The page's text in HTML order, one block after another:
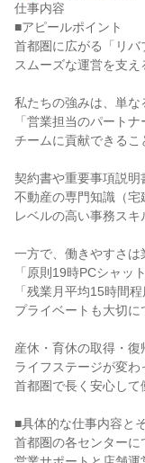
仕事内容
■アピールポイント
首都圏に広がる「リ
スムーズな運営を支え
私たちの強みは、単な
「営業担当のパート
チームに貢献できるこ
契約書や重要事項説明
不動産の専門知識（宅
レベルの高い事務スキ
一方で、働きやすさは
「原則19時PCシャッ
「残業月平均15時間
プライベートも大切に
産休・育休の取得・復
ライフステージが変わ
首都圏で長く安心して
■具体的な仕事内容と
首都圏の各センターに